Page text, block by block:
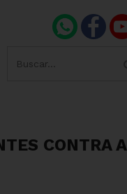
CONTRA A